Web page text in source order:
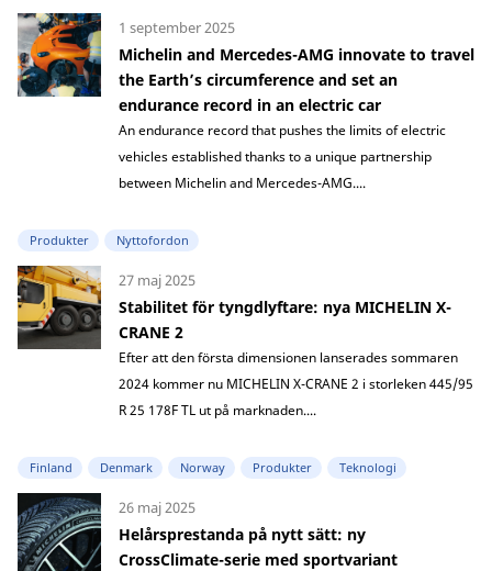
1 september 2025
Michelin and Mercedes-AMG innovate to travel
the Earth’s circumference and set an
endurance record in an electric car
An endurance record that pushes the limits of electric
vehicles established thanks to a unique partnership
between Michelin and Mercedes-AMG....
Produkter Nyttofordon
27 maj 2025
Stabilitet för tyngdlyftare: nya MICHELIN X-
CRANE 2
Efter att den första dimensionen lanserades sommaren
2024 kommer nu MICHELIN X-CRANE 2 i storleken 445/95
R 25 178F TL ut på marknaden....
Finland Denmark Norway Produkter Teknologi
26 maj 2025
Helårsprestanda på nytt sätt: ny
CrossClimate-serie med sportvariant